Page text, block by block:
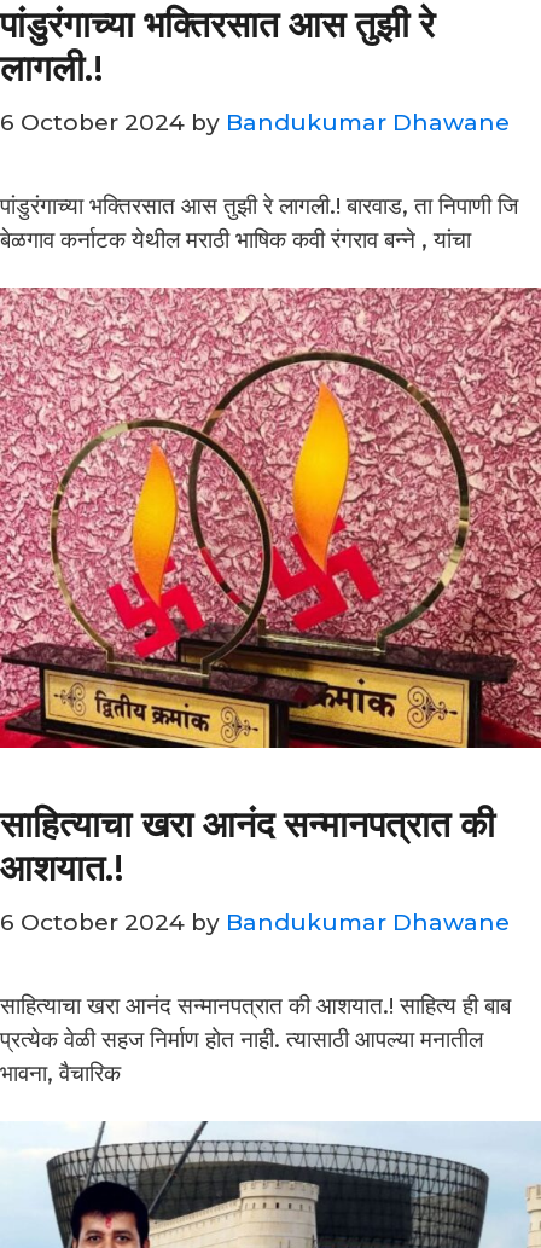
पांडुरंगाच्या भक्तिरसात आस तुझी रे
लागली.!
6 October 2024 by Bandukumar Dhawane
पांडुरंगाच्या भक्तिरसात आस तुझी रे लागली.! बारवाड, ता निपाणी जि
बेळगाव कर्नाटक येथील मराठी भाषिक कवी रंगराव बन्ने , यांचा
साहित्याचा खरा आनंद सन्मानपत्रात की
आशयात.!
6 October 2024 by Bandukumar Dhawane
साहित्याचा खरा आनंद सन्मानपत्रात की आशयात.! साहित्य ही बाब
प्रत्येक वेळी सहज निर्माण होत नाही. त्यासाठी आपल्या मनातील
भावना, वैचारिक